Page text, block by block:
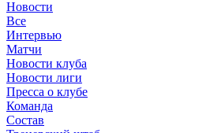
Новости
Все
Интервью
Матчи
Новости клуба
Новости лиги
Пресса о клубе
Команда
Состав